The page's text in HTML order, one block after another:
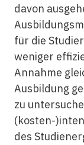
davon
für die
weniger
Annahme
Ausbildung
zu
(kosten-
des